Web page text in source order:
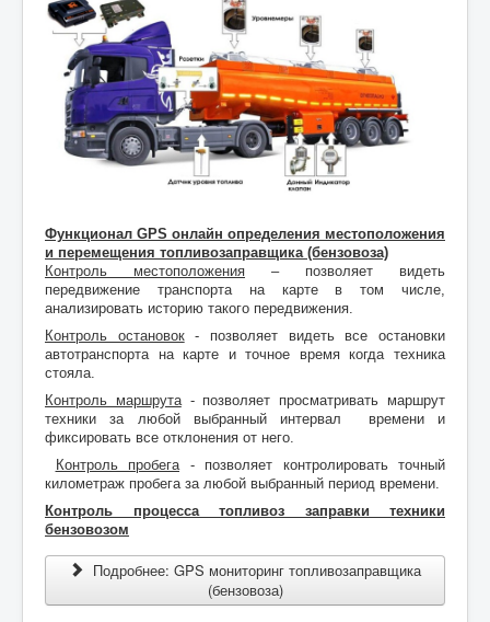
Функционал GPS онлайн определения местоположения
и перемещения топливозаправщика (бензовоза)
Контроль местоположения – позволяет видеть
передвижение транспорта на карте в том числе,
анализировать историю такого передвижения.
Контроль остановок- позволяет видеть все остановки
автотранспорта на карте и точное время когда техника
стояла.
Контроль маршрута- позволяет просматривать маршрут
техники за любой выбранный интервал времени и
фиксировать все отклонения от него.
Контроль пробега- позволяет контролировать точный
километраж пробега за любой выбранный период времени.
Контроль процесса топливоз заправки техники
бензовозом
Подробнее: GPS мониторинг топливозаправщика
(бензовоза)